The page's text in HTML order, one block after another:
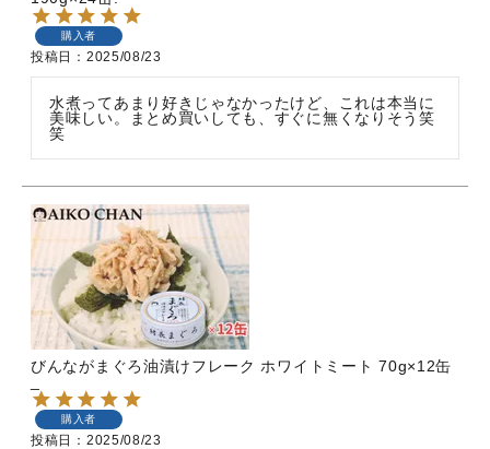
購入者
投稿日 2025/08/23
水煮ってあまり好きじゃなかったけど、これは本当に
美味しい。まとめ買いしても、すぐに無くなりそう笑
笑
びんながまぐろ油漬けフレーク ホワイトミート 70g×12缶
購入者
投稿日 2025/08/23